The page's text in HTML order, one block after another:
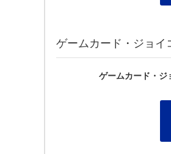
ゲームカード・ジョイ
ゲームカード・ジ